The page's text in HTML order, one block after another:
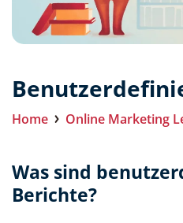
Home Online Marketing
Was sind
Berichte?